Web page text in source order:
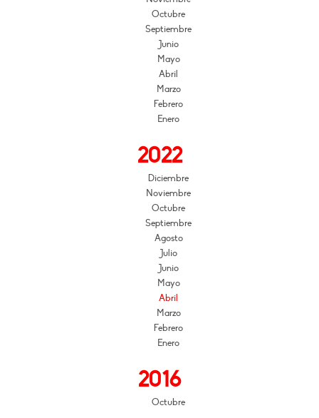
Octubre
Septiembre
Junio
Mayo
Abril
Marzo
Febrero
Enero
2022
Diciembre
Noviembre
Octubre
Septiembre
Agosto
Julio
Junio
Mayo
Abril
Marzo
Febrero
Enero
2016
Octubre